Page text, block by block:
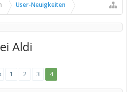
User-Neuigkeiten
Aldi
1 2 3 4